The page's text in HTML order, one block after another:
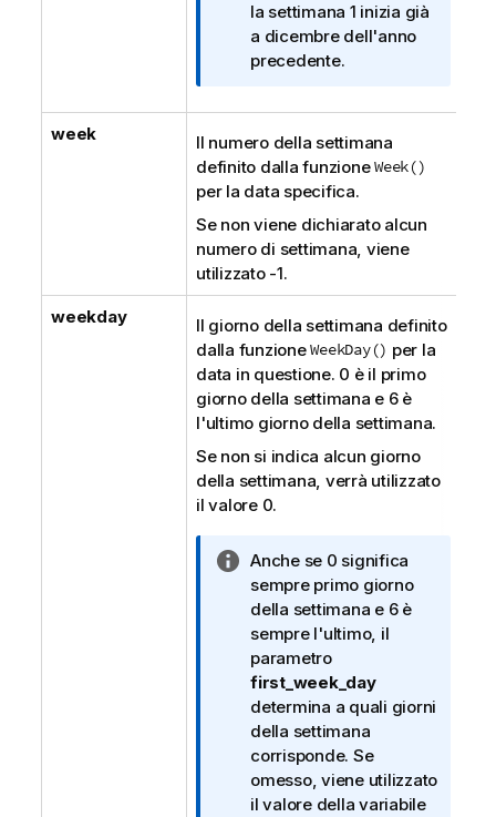
i
n
f
r
t
c
a
la settimana 1 inizia già
a dicembre dell'anno
precedente.
week
Il numero della settimana
definito dalla funzioneWeek()
per la data specifica.
Se non viene dichiarato alcun
numero di settimana, viene
utilizzato -1.
weekday
Il giorno della settimana definito
dalla funzioneWeekDay() per la
data in questione. 0 è il primo
giorno della settimana e 6 è
l'ultimo giorno della settimana.
Se non si indica alcun giorno
della settimana, verrà utilizzato
il valore 0.
N
o
t
a
i
n
f
o
r
m
a
Anche se 0 significa
sempre primo giorno
della settimana e 6 è
sempre l'ultimo, il
parametro
first_week_day
determina a quali giorni
della settimana
corrisponde. Se
omesso, viene utilizzato
il valore della variabile